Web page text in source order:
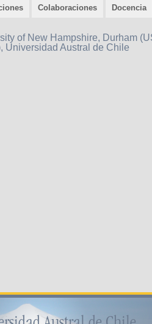
Colaboraciones Docencia
of New Hampshire, Durham
Universidad Austral de Chile